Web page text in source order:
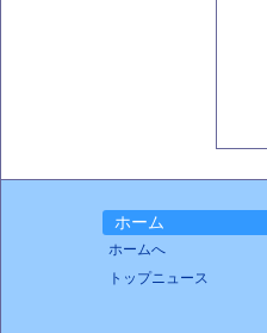
ホーム
ホームへ
トップニュース